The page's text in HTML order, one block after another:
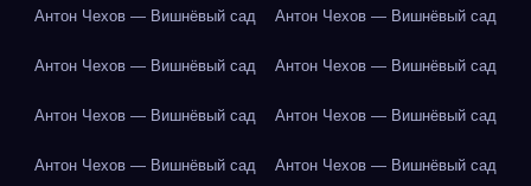
Антон Чехов — Вишнёвый сад Антон Чехов — Вишнёвый сад
Антон Чехов — Вишнёвый сад Антон Чехов — Вишнёвый сад
Антон Чехов — Вишнёвый сад Антон Чехов — Вишнёвый сад
Антон Чехов — Вишнёвый сад Антон Чехов — Вишнёвый сад